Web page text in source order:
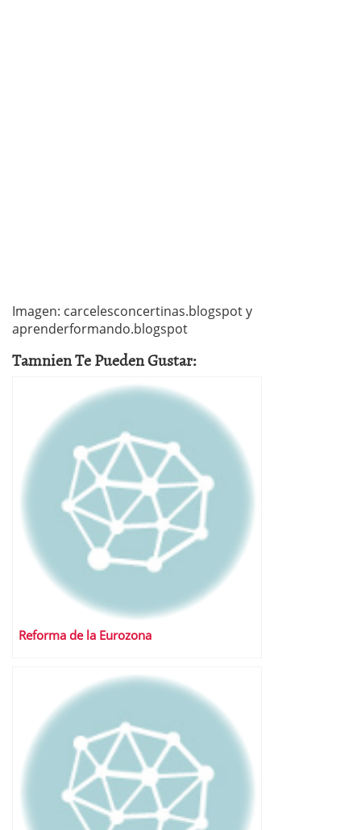
Imagen: carcelesconcertinas.blogspot y
aprenderformando.blogspot
Tamnien Te Pueden Gustar:
Reforma de la Eurozona